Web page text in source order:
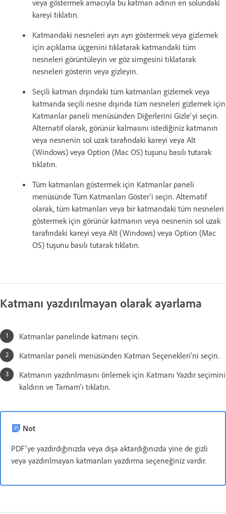
veya göstermek amacıyla bu katman adının en solundaki
kareyi tıklatın.
Katmandaki nesneleri ayrı ayrı göstermek veya gizlemek
için açıklama üçgenini tıklatarak katmandaki tüm
nesneleri görüntüleyin ve göz simgesini tıklatarak
nesneleri gösterin veya gizleyin.
Seçili katman dışındaki tüm katmanları gizlemek veya
katmanda seçili nesne dışında tüm nesneleri gizlemek için
Katmanlar paneli menüsünden Diğerlerini Gizle'yi seçin.
Alternatif olarak, görünür kalmasını istediğiniz katmanın
veya nesnenin sol uzak tarafındaki kareyi veya Alt
(Windows) veya Option (Mac OS) tuşunu basılı tutarak
tıklatın.
Tüm katmanları göstermek için Katmanlar paneli
menüsünde Tüm Katmanları Göster'i seçin. Alternatif
olarak, tüm katmanları veya bir katmandaki tüm nesneleri
göstermek için görünür katmanın veya nesnenin sol uzak
tarafındaki kareyi veya Alt (Windows) veya Option (Mac
OS) tuşunu basılı tutarak tıklatın.
Katmanı yazdırılmayan olarak ayarlama
Katmanlar panelinde katmanı seçin.
Katmanlar paneli menüsünden Katman Seçenekleri'ni seçin.
Katmanın yazdırılmasını önlemek için Katmanı Yazdır seçimini
kaldırın ve Tamam'ı tıklatın.
Not
PDF'ye yazdırdığınızda veya dışa aktardığınızda yine de gizli
veya yazdırılmayan katmanları yazdırma seçeneğiniz vardır.